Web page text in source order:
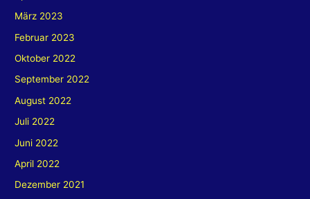
März 2023
Februar 2023
Oktober 2022
September 2022
August 2022
Juli 2022
Juni 2022
April 2022
Dezember 2021